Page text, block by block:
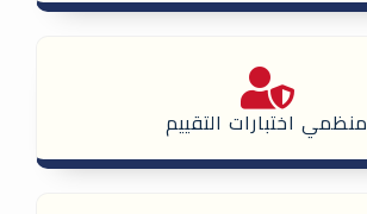
منظمي اختبارات التقييم